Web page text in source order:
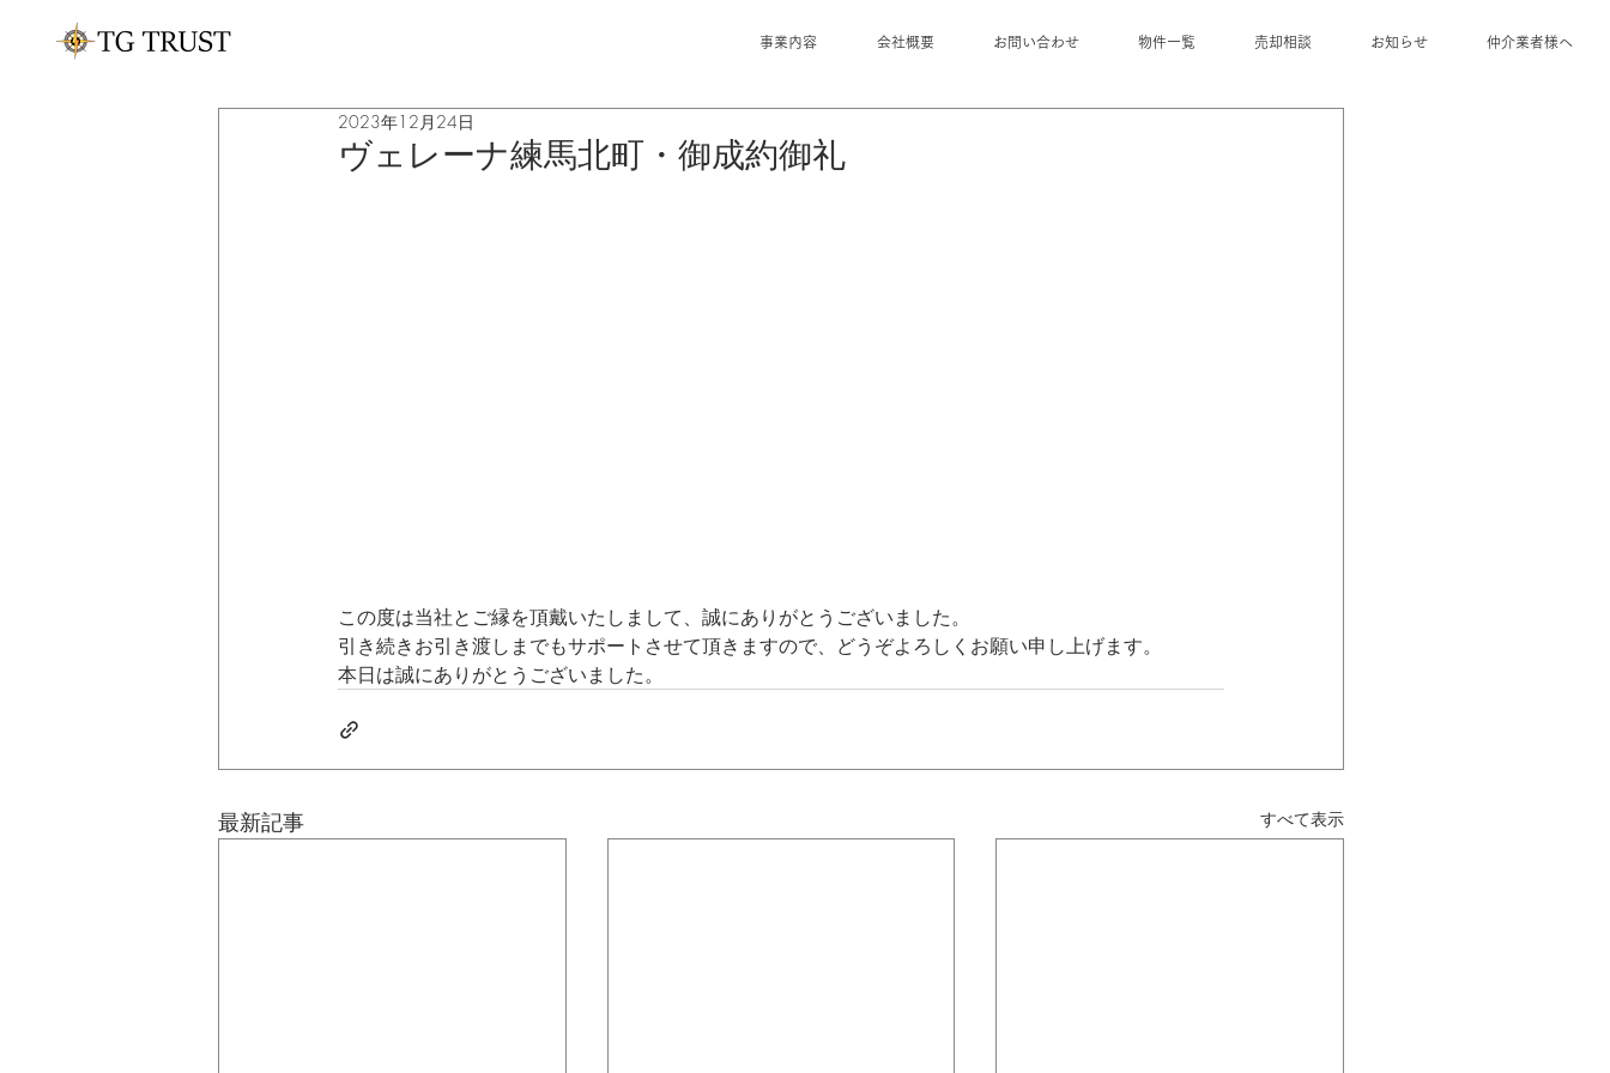
事業内容 会社概要 お問い合わせ 物件一覧 売却相談 お知らせ 仲介業者様へ
ヴェレーナ練馬北町・御成約御礼
2023年12月24日
この度は当社とご縁を頂戴いたしまして、誠にありがとうございました。
引き続きお引き渡しまでもサポートさせて頂きますので、どうぞよろしくお願い申し上げます。
本日は誠にありがとうございました。
最新記事 すべて表示